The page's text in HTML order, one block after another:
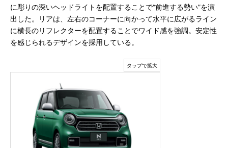
に彫りの深いヘッドライトを配置することで“前進する勢い”を演
出した。リアは、左右のコーナーに向かって水平に広がるライン
に横長のリフレクターを配置することでワイド感を強調。安定性
を感じられるデザインを採用している。